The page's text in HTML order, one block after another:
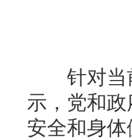
针对当前
示，党和
安全和身